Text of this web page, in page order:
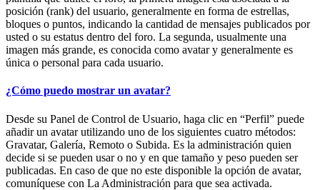
posición (rank) del usuario, generalmente en forma de estrellas,
bloques o puntos, indicando la cantidad de mensajes publicados por
usted o su estatus dentro del foro. La segunda, usualmente una
imagen más grande, es conocida como avatar y generalmente es
única o personal para cada usuario.
¿Cómo puedo mostrar un avatar?
Desde su Panel de Control de Usuario, haga clic en “Perfil” puede
añadir un avatar utilizando uno de los siguientes cuatro métodos:
Gravatar, Galería, Remoto o Subida. Es la administración quien
decide si se pueden usar o no y en que tamaño y peso pueden ser
publicadas. En caso de que no este disponible la opción de avatar,
comuníquese con La Administración para que sea activada.